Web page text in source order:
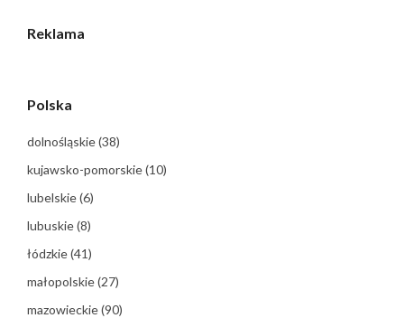
Reklama
Polska
dolnośląskie(38)
kujawsko-pomorskie(10)
lubelskie(6)
lubuskie(8)
łódzkie(41)
małopolskie(27)
mazowieckie(90)